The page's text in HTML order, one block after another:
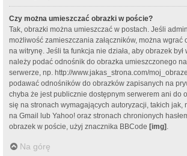
Czy można umieszczać obrazki w poście?
Tak, obrazki można umieszczać w postach. Jeśli
możliwość zamieszczania załączników, można wgrać
na witrynę. Jeśli ta funkcja nie działa, aby obrazek
należy podać odnośnik do obrazka umieszczonego
serwerze, np. http://www.jakas_strona.com/
podawać odnośników do obrazków zapisanych na
chyba że jest publicznie dostępnym serwerem ani do
się na stronach wymagających autoryzacji, takich jak,
na Gmail lub Yahoo! oraz stronach chronionych
obrazek w poście, użyj znacznika BBCode [img].
Na górę